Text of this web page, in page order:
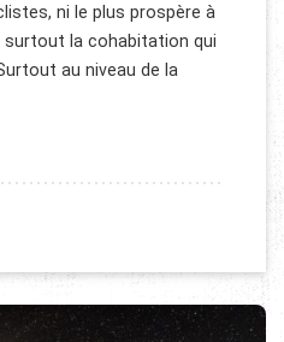
ni le plus prospère à
surtout la cohabitation qui
au niveau de la
CONSEILS POUR ROULER À VÉLO